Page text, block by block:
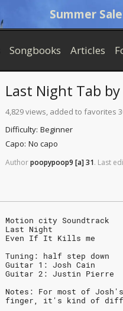
Summer
Songbooks Articles
Last Night Tab by
4,829 views, added to favorites
Difficulty: Beginner
Capo: No capo
Authorpoopypoop9 [a]31. Last
Motion city Soundtrack
Last Night
Even If It Kills me
Tuning: half step down
Guitar 1: Josh Cain
Guitar 2: Justin Pierre
Notes: For most of
finger, it's kind of